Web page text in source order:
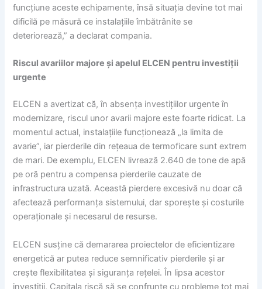
funcțiune aceste echipamente, însă situația devine tot mai
dificilă pe măsură ce instalațiile îmbătrânite se
deteriorează,” a declarat compania.
Riscul avariilor majore și apelul ELCEN pentru investiții
urgente
ELCEN a avertizat că, în absența investițiilor urgente în
modernizare, riscul unor avarii majore este foarte ridicat. La
momentul actual, instalațiile funcționează „la limita de
avarie”, iar pierderile din rețeaua de termoficare sunt extrem
de mari. De exemplu, ELCEN livrează 2.640 de tone de apă
pe oră pentru a compensa pierderile cauzate de
infrastructura uzată. Această pierdere excesivă nu doar că
afectează performanța sistemului, dar sporește și costurile
operaționale și necesarul de resurse.
ELCEN susține că demararea proiectelor de eficientizare
energetică ar putea reduce semnificativ pierderile și ar
crește flexibilitatea și siguranța rețelei. În lipsa acestor
investiții, Capitala riscă să se confrunte cu probleme tot mai